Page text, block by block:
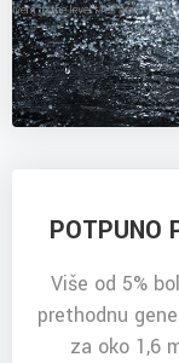
Više od 5%
prethodnu
za oko 1,6